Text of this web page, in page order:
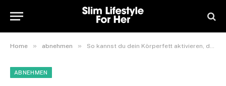
Home » abnehmen » So kannst du dein Körperfett aktivieren, damit es von selbst schmilzt
ABNEHMEN